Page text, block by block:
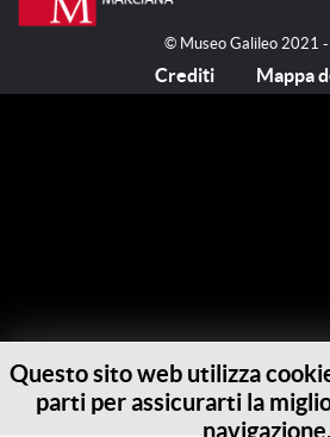
© Museo Galileo 2021
Crediti Mappa
Questo sito web utilizza
parti per assicurarti la